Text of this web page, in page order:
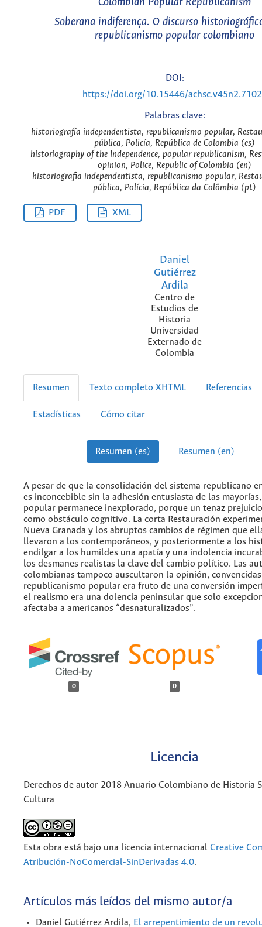
Soberana indiferença. O discurso
republicanismo popular colombiano
DOI:
https://doi.org/10.15446/
Palabras clave:
historiografía independentista, republicanismo popular,
pública, Policía, República de Colombia (es)
historiography of the Independence, popular republicanism,
opinion, Police, Republic of Colombia (en)
historiografia independentista, republicanismo popular,
pública, Polícia, República da Colômbia (pt)
PDF XML
Daniel
Gutiérrez
Ardila
Centro de
Estudios de
Historia
Universidad
Externado de
Colombia
Resumen Texto completo XHTML Referencias
Estadísticas Cómo citar
Resumen (es) Resumen (en)
A pesar de que la consolidación del sistema republicano
es inconcebible sin la adhesión entusiasta de las
popular permanece inexplorado, porque un tenaz
como obstáculo cognitivo. La corta Restauración
Nueva Granada y los abruptos cambios de régimen que
llevaron a los contemporáneos, y posteriormente a los
endilgar a los humildes una apatía y una indolencia
los desmanes realistas la clave del cambio político. Las
colombianas tampoco auscultaron la opinión,
republicanismo popular era fruto de una conversión
el realismo era una dolencia peninsular que solo
afectaba a americanos “desnaturalizados”.
0 0
Licencia
Derechos de autor 2018 Anuario Colombiano de Historia
Cultura
Esta obra está bajo una licencia internacional Creative
Atribución-NoComercial-SinDerivadas 4.0.
Artículos más leídos del mismo autor/a
Daniel Gutiérrez Ardila, El arrepentimiento de un